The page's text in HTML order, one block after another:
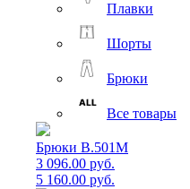
Плавки
Шорты
Брюки
Все товары
Брюки B.501M
3 096.00 руб.
5 160.00 руб.